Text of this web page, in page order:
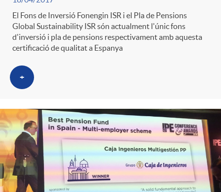
El Fons de Inversió Fonengin ISR i el Pla de Pensions
Global Sustainability ISR són actualment l'únic fons
d'inversió i pla de pensions respectivament amb aquesta
certificació de qualitat a Espanya
+